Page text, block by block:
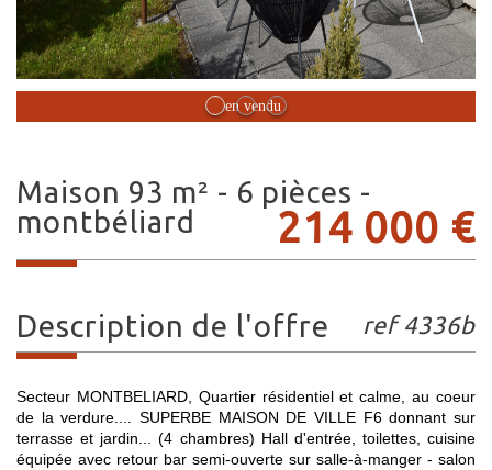
Bien vendu
maison 93 m² - 6 pièces -
montbéliard
214 000 €
description de l'offre ref 4336b
Secteur MONTBELIARD, Quartier résidentiel et calme, au coeur
de la verdure.... SUPERBE MAISON DE VILLE F6 donnant sur
terrasse et jardin... (4 chambres) Hall d'entrée, toilettes, cuisine
équipée avec retour bar semi-ouverte sur salle-à-manger - salon